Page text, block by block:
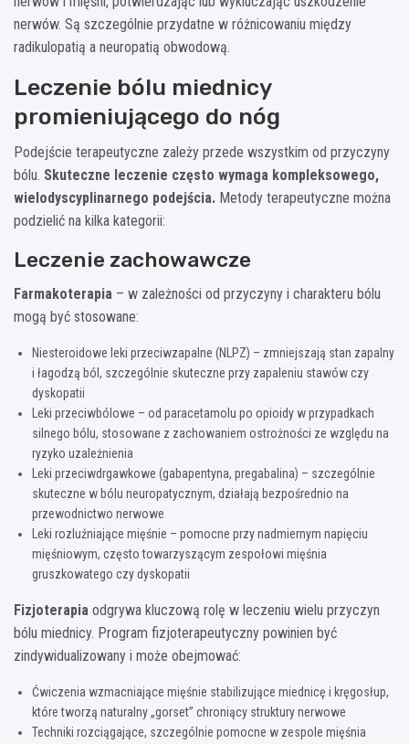
nerwów. Są szczególnie przydatne w różnicowaniu między
radikulopatią a neuropatią obwodową.
Leczenie bólu miednicy
promieniującego do nóg
Podejście terapeutyczne zależy przede wszystkim od przyczyny
bólu. Skuteczne leczenie często wymaga kompleksowego,
wielodyscyplinarnego podejścia. Metody terapeutyczne można
podzielić na kilka kategorii:
Leczenie zachowawcze
Farmakoterapia – w zależności od przyczyny i charakteru bólu
mogą być stosowane:
Niesteroidowe leki przeciwzapalne (NLPZ) – zmniejszają stan zapalny
i łagodzą ból, szczególnie skuteczne przy zapaleniu stawów czy
dyskopatii
Leki przeciwbólowe – od paracetamolu po opioidy w przypadkach
silnego bólu, stosowane z zachowaniem ostrożności ze względu na
ryzyko uzależnienia
Leki przeciwdrgawkowe (gabapentyna, pregabalina) – szczególnie
skuteczne w bólu neuropatycznym, działają bezpośrednio na
przewodnictwo nerwowe
Leki rozluźniające mięśnie – pomocne przy nadmiernym napięciu
mięśniowym, często towarzyszącym zespołowi mięśnia
gruszkowatego czy dyskopatii
Fizjoterapia odgrywa kluczową rolę w leczeniu wielu przyczyn
bólu miednicy. Program fizjoterapeutyczny powinien być
zindywidualizowany i może obejmować:
Ćwiczenia wzmacniające mięśnie stabilizujące miednicę i kręgosłup,
które tworzą naturalny „gorset” chroniący struktury nerwowe
Techniki rozciągające, szczególnie pomocne w zespole mięśnia